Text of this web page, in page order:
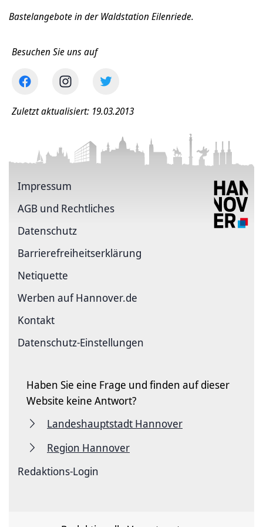
Bastelangebote in der Waldstation Eilenriede.
Besuchen Sie uns auf
Zuletzt aktualisiert: 19.03.2013
Impressum
AGB und Rechtliches
Datenschutz
Barriere­freiheits­erklärung
Netiquette
Werben auf Hannover.de
Kontakt
Datenschutz-Einstellungen
Haben Sie eine Frage und finden auf dieser
Website keine Antwort?
Landeshauptstadt Hannover
Region Hannover
Redaktions-Login